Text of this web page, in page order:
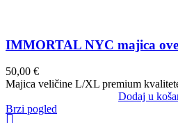
IMMORTAL NYC majica
50,00 €
Majica veličine L/XL premium
Dodaj u
Brzi pogled